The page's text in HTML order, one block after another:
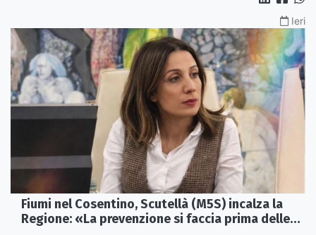
Ieri
Fiumi nel Cosentino, Scutellà (M5S) incalza la
Regione: «La prevenzione si faccia prima delle